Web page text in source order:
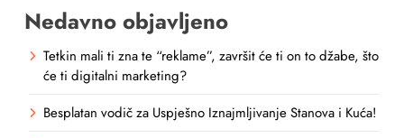
Nedavno objavljeno
Tetkin mali ti zna te “reklame”, završit će ti on to džabe, što
će ti digitalni marketing?
Besplatan vodič za Uspješno Iznajmljivanje Stanova i Kuća!